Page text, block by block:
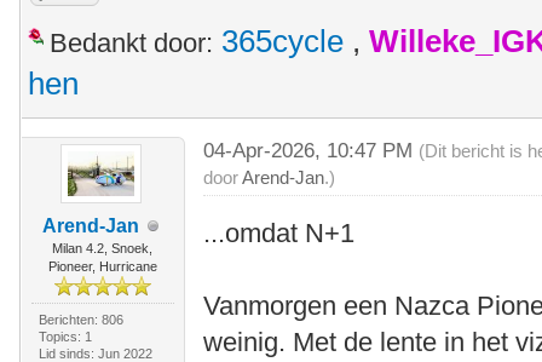
Bedankt door: 365cycle ,
hen
Arend-Jan
Milan 4.2, Snoek,
Pioneer, Hurricane
Berichten: 806
Topics: 1
Lid sinds: Jun 2022
04-Apr-2026, 10:47 PM (Dit bericht is
doorArend-Jan.)
...omdat N+1
Vanmorgen een Nazca
weinig. Met de lente in het